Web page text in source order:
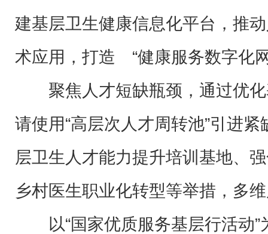
建基层卫生健康信息化平台，推
术应用，打造 “健康服务数字化
聚焦人才短缺瓶颈，通过优
请使用“高层次人才周转池”引进
层卫生人才能力提升培训基地、
乡村医生职业化转型等举措，多
以“国家优质服务基层行活动